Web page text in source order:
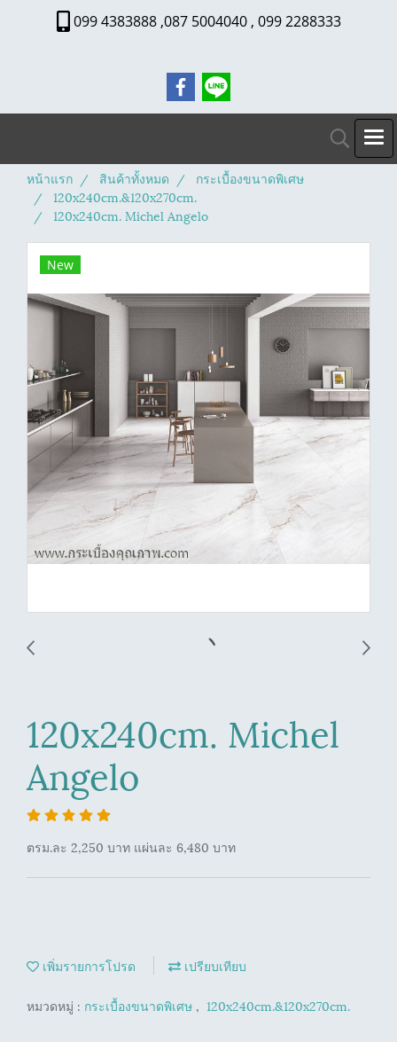
099 4383888 ,087 5004040 , 099 2288333
หน้าแรก สินค้าทั้งหมด
กระเบื้องขนาดพิเศษ
120x240cm.&120x270cm.
120x240cm. Michel Angelo
New
120x240cm. Michel
Angelo
ตรม.ละ 2,250 บาท แผ่นละ 6,480 บาท
เพิ่มรายการโปรด เปรียบเทียบ
หมวดหมู่ : กระเบื้องขนาดพิเศษ , 120x240cm.&120x270cm.